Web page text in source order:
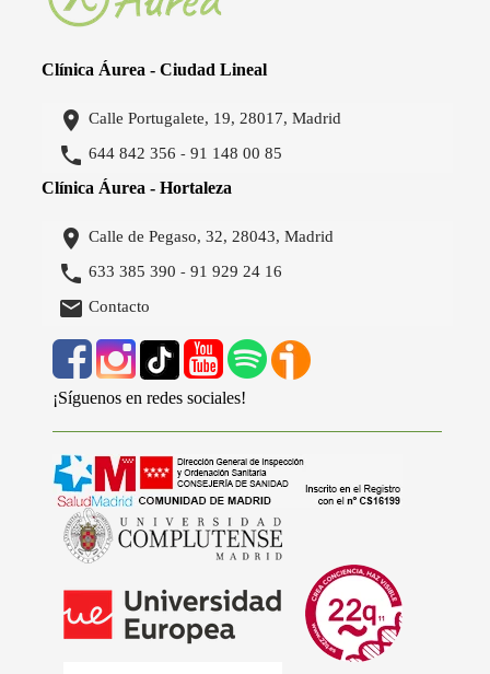
Clínica Áurea - Ciudad Lineal
 Calle Portugalete, 19, 28017, Madrid
 644 842 356 -91 148 00 85
Clínica Áurea - Hortaleza
 Calle de Pegaso, 32, 28043, Madrid
 633 385 390 -91 929 24 16
 Contacto
¡Síguenos en redes sociales!